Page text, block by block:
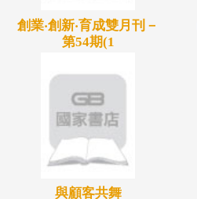
創業‧創新‧育成雙月刊－
第54期(1
與顧客共舞